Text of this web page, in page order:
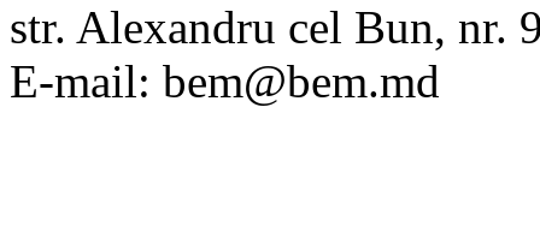
str. Alexandru cel Bun, nr.
E-mail: bem@bem.md